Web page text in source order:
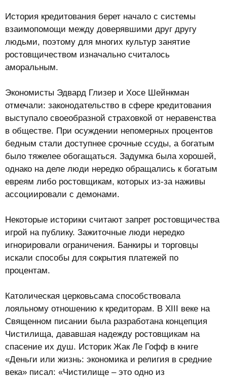
История кредитования берет начало с системы
взаимопомощи между доверявшими друг другу
людьми, поэтому для многих культур занятие
ростовщичеством изначально считалось
аморальным.
Экономисты Эдвард Глизер и Хосе Шейнкман
отмечали: законодательство в сфере кредитования
выступало своеобразной страховкой от неравенства
в обществе. При осуждении непомерных процентов
бедным стали доступнее срочные ссуды, а богатым
было тяжелее обогащаться. Задумка была хорошей,
однако на деле люди нередко обращались к богатым
евреям либо ростовщикам, которых из-за наживы
ассоциировали с демонами.
Некоторые историки считают запрет ростовщичества
игрой на публику. Зажиточные люди нередко
игнорировали ограничения. Банкиры и торговцы
искали способы для сокрытия платежей по
процентам.
Католическая церковьсама способствовала
лояльному отношению к кредиторам. В XIII веке на
Священном писании была разработана концепция
Чистилища, дававшая надежду ростовщикам на
спасение их душ. Историк Жак Ле Гофф в книге
«Деньги или жизнь: экономика и религия в средние
века» писал: «Чистилище – это одно из